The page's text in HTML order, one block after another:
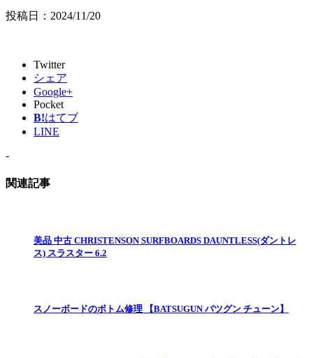
投稿日： 2024/11/20
Twitter
シェア
Google+
Pocket
B!はてブ
LINE
-
関連記事
美品 中古 CHRISTENSON SURFBOARDS DAUNTLESS(ダントレ
ス) スラスター 6.2
スノーボードのボトム修理 【BATSUGUN バツグン チューン】